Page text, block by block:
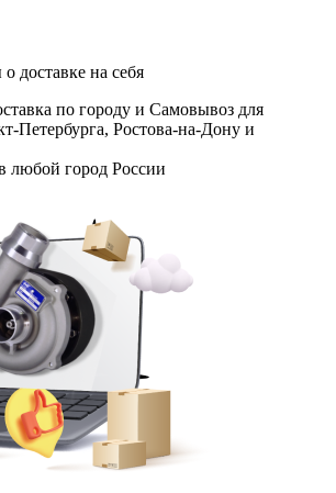
доставке на себя
по городу и Самовывоз для
Петербурга, Ростова-на-Дону и
любой город России